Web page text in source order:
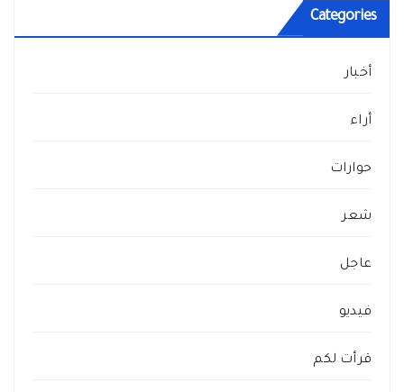
Categories
أخبار
أراء
حوارات
شعر
عاجل
فيديو
قرأت لكم